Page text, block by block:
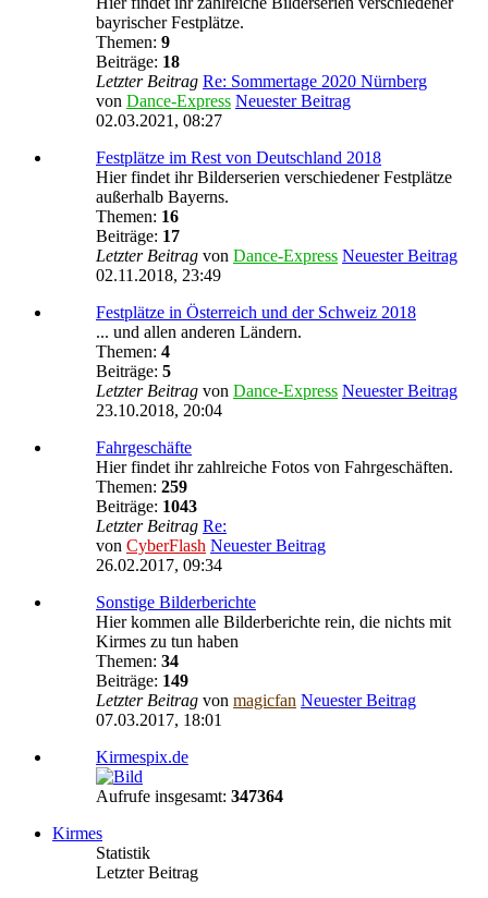
bayrischer Festplätze.
Themen: 9
Beiträge: 18
Letzter Beitrag Re: Sommertage 2020 Nürnberg
von Dance-Express Neuester Beitrag
02.03.2021, 08:27
Festplätze im Rest von Deutschland 2018
Hier findet ihr Bilderserien verschiedener Festplätze
außerhalb Bayerns.
Themen: 16
Beiträge: 17
Letzter Beitrag von Dance-Express Neuester Beitrag
02.11.2018, 23:49
Festplätze in Österreich und der Schweiz 2018
... und allen anderen Ländern.
Themen: 4
Beiträge: 5
Letzter Beitrag von Dance-Express Neuester Beitrag
23.10.2018, 20:04
Fahrgeschäfte
Hier findet ihr zahlreiche Fotos von Fahrgeschäften.
Themen: 259
Beiträge: 1043
Letzter Beitrag Re:
von CyberFlash Neuester Beitrag
26.02.2017, 09:34
Sonstige Bilderberichte
Hier kommen alle Bilderberichte rein, die nichts mit
Kirmes zu tun haben
Themen: 34
Beiträge: 149
Letzter Beitrag von magicfan Neuester Beitrag
07.03.2017, 18:01
Kirmespix.de
Aufrufe insgesamt: 347364
Kirmes
Statistik
Letzter Beitrag